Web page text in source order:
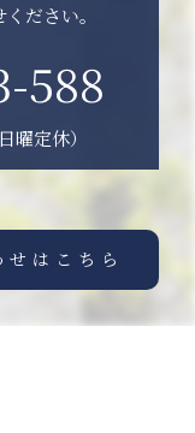
ださい。
588
曜定休）
はこちら